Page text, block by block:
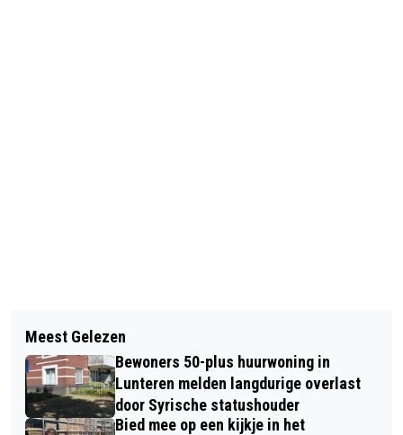
KERSTBALLENSPEURTOCHT TIJDENS
KERSTVAKANTIE BIJ
NATUURCENTRUM VELUWE
AMATEUR EXPOSITIE IN HUIS
KERNHEM EDE
Meest Gelezen
Bewoners 50-plus huurwoning in
Lunteren melden langdurige overlast
door Syrische statushouder
Bied mee op een kijkje in het